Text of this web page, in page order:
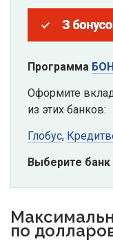
Программа
Оформите
из этих банков:
Глобус,
Выберите банк
по